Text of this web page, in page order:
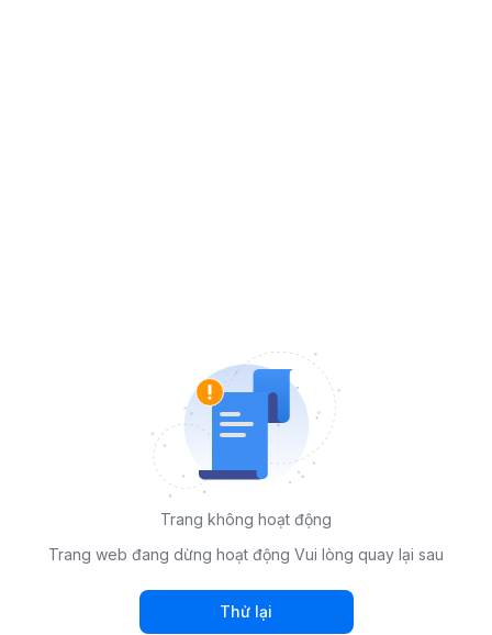
Trang không hoạt động
Trang web đang dừng hoạt động Vui lòng quay lại sau
Thử lại